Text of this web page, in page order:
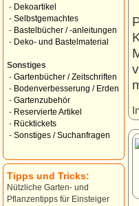
- Dekoartikel
- Selbstgemachtes
- Bastelbücher / -anleitungen
- Deko- und Bastelmaterial
Sonstiges
- Gartenbücher / Zeitschriften
- Bodenverbesserung / Erden
- Gartenzubehör
- Reservierte Artikel
- Rücktickets
- Sonstiges / Suchanfragen
Tipps und Tricks:
Nützliche Garten- und
Pflanzentipps für Einsteiger